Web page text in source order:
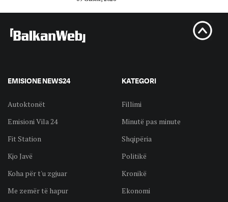
EMISIONE NEWS24
Autoktonët
Emisioni Vila 24
Fit Station
Kjo Javë
Koha për t'u zgjuar
Me zemër të hapur
KATEGORI
Fillimi
Minutë pas minute
Shqipëria
Politikë
Kronikë
Ekonomi